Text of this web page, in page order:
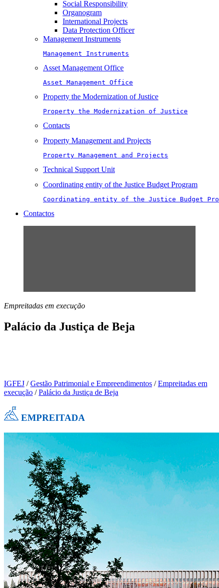
Social Responsibility
Organogram
International Projects
Data Protection Officer
Management Instruments
Management Instruments
Asset Management Office
Asset Management Office
Property the Modernization of Justice
Property the Modernization of Justice
Contacts
Property Management and Projects
Property Management and Projects
Technical Support Unit
Coordinating entity of the Justice Budget Program
Coordinating entity of the Justice Budget
Contactos
Empreitadas em execução
Palácio da Justiça de Beja
IGFEJ /Gestão Patrimonial e Empreendimentos /Empreitadas em
execução /Palácio da Justiça de Beja
EMPREITADA